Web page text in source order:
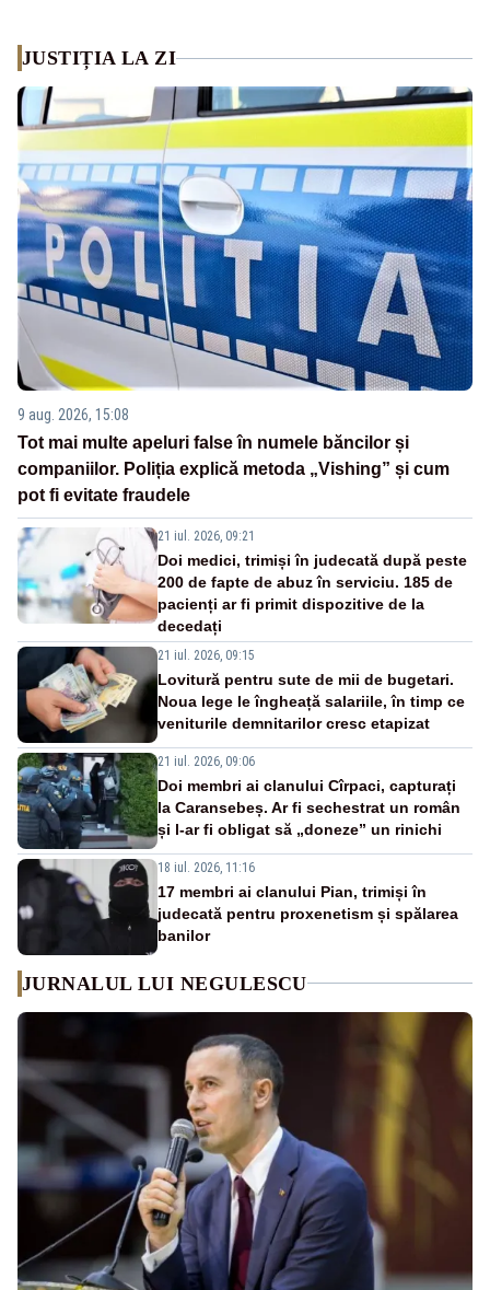
JUSTIȚIA LA ZI
9 aug. 2026, 15:08
Tot mai multe apeluri false în numele băncilor și
companiilor. Poliția explică metoda „Vishing” și cum
pot fi evitate fraudele
21 iul. 2026, 09:21
Doi medici, trimiși în judecată după peste
200 de fapte de abuz în serviciu. 185 de
pacienți ar fi primit dispozitive de la
decedați
21 iul. 2026, 09:15
Lovitură pentru sute de mii de bugetari.
Noua lege le îngheață salariile, în timp ce
veniturile demnitarilor cresc etapizat
21 iul. 2026, 09:06
Doi membri ai clanului Cîrpaci, capturați
la Caransebeș. Ar fi sechestrat un român
și l-ar fi obligat să „doneze” un rinichi
18 iul. 2026, 11:16
17 membri ai clanului Pian, trimiși în
judecată pentru proxenetism și spălarea
banilor
JURNALUL LUI NEGULESCU